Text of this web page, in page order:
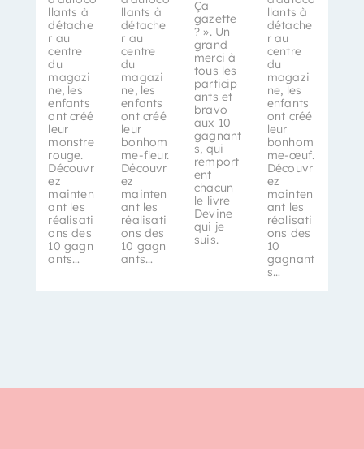
llants à
détache
r au
centre
du
magazi
ne, les
enfants
ont créé
leur
monstre
rouge.
Découvr
ez
mainten
ant les
réalisati
ons des
10 gagn
ants…
llants à
détache
r au
centre
du
magazi
ne, les
enfants
ont créé
leur
bonhom
me-fleur.
Découvr
ez
mainten
ant les
réalisati
ons des
10 gagn
ants…
Ça
gazette
? ». Un
grand
merci à
tous les
particip
ants et
bravo
aux 10
gagnant
s, qui
remport
ent
chacun
le livre
Devine
qui je
suis.
llants à
détache
r au
centre
du
magazi
ne, les
enfants
ont créé
leur
bonhom
me-œuf.
Découvr
ez
mainten
ant les
réalisati
ons des
10
gagnant
s…